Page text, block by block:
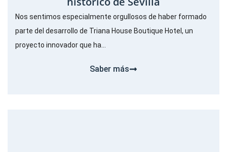
Nos sentimos especialmente orgullosos de haber formado
parte del desarrollo de Triana House Boutique Hotel, un
proyecto innovador que ha...
Saber más